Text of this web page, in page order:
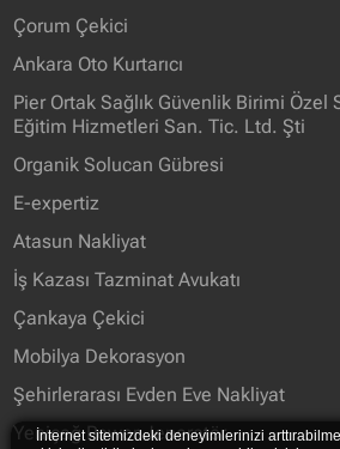
Çorum Çekici
Ankara Oto Kurtarıcı
Pier Ortak Sağlık Güvenlik Birimi Özel
Eğitim Hizmetleri San. Tic. Ltd. Şti
Organik Solucan Gübresi
E-expertiz
Atasun Nakliyat
İş Kazası Tazminat Avukatı
Çankaya Çekici
Mobilya Dekorasyon
Şehirlerarası Evden Eve Nakliyat
Yeniçağ Power Jeneratör
İnternet sitemizdeki deneyimlerinizi